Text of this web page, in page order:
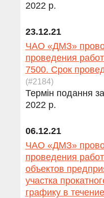
2022 р.
23.12.21
ЧАО «ДМЗ»
проведения
7500. Срок
(#2184)
Термін подання
2022 р.
06.12.21
ЧАО «ДМЗ»
проведения
объектов
участка
графику в